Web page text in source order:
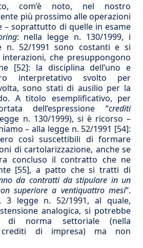
com’è noto, nel nostro
più prossimo alle operazioni
– soprattutto di quelle in esame
: nella legge n. 130/1999, i
n. 52/1991 sono costanti e si
che presuppongono
[52]: la disciplina dell’uno e
interpretativo svolto per
sono stati di ausilio per la
A titolo esemplificativo, per
dell’espressione “crediti
n. 130/1999), si è ricorso –
– alla legge n. 52/1991 [54]:
così suscettibili di formare
di cartolarizzazione, anche se
concluso il contratto che ne
[55], a patto che si tratti di
da contratti da stipulare in un
superiore a ventiquattro mesi”.
3 legge n. 52/1991, al quale,
analogica, si potrebbe
di norma settoriale (nella
crediti di impresa) ma non